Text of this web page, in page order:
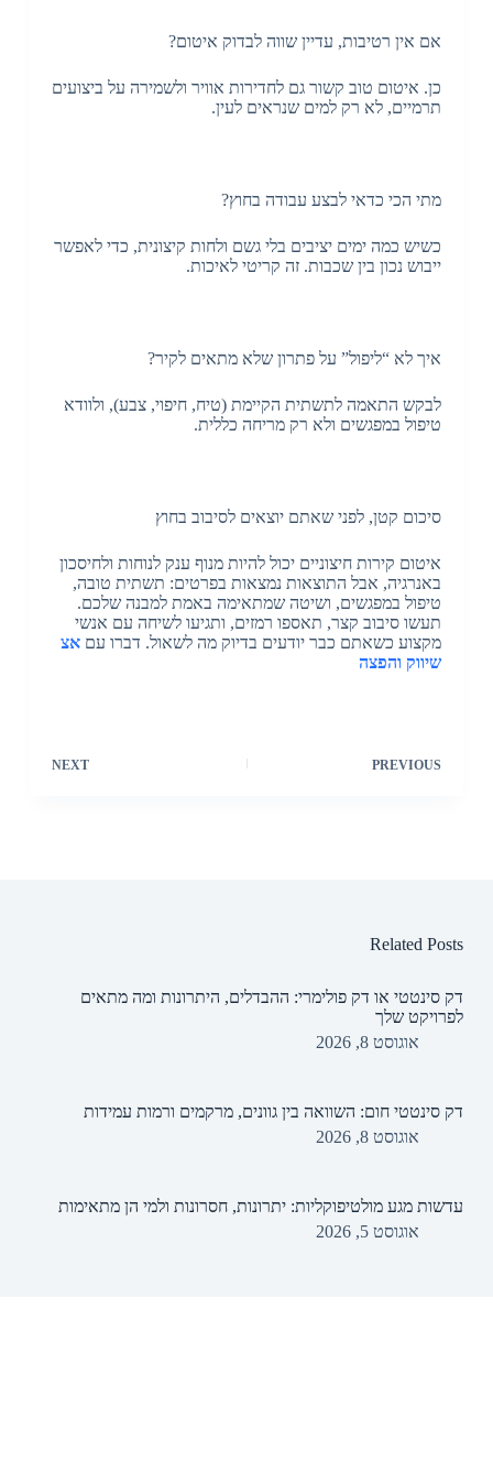
אם אין רטיבות, עדיין שווה לבדוק איטום?
כן. איטום טוב קשור גם לחדירות אוויר ולשמירה על ביצועים
תרמיים, לא רק למים שנראים לעין.
מתי הכי כדאי לבצע עבודה בחוץ?
כשיש כמה ימים יציבים בלי גשם ולחות קיצונית, כדי לאפשר
ייבוש נכון בין שכבות. זה קריטי לאיכות.
איך לא “ליפול” על פתרון שלא מתאים לקיר?
לבקש התאמה לתשתית הקיימת (טיח, חיפוי, צבע), ולוודא
טיפול במפגשים ולא רק מריחה כללית.
סיכום קטן, לפני שאתם יוצאים לסיבוב בחוץ
איטום קירות חיצוניים יכול להיות מנוף ענק לנוחות ולחיסכון
באנרגיה, אבל התוצאות נמצאות בפרטים: תשתית טובה,
טיפול במפגשים, ושיטה שמתאימה באמת למבנה שלכם.
תעשו סיבוב קצר, תאספו רמזים, ותגיעו לשיחה עם אנשי
מקצוע כשאתם כבר יודעים בדיוק מה לשאול. דברו עם אצ
שיווק והפצה
PREVIOUS
NEXT
Related Posts
דק סינטטי או דק פולימרי: ההבדלים, היתרונות ומה מתאים
לפרויקט שלך
אוגוסט 8, 2026
דק סינטטי חום: השוואה בין גוונים, מרקמים ורמות עמידות
אוגוסט 8, 2026
עדשות מגע מולטיפוקליות: יתרונות, חסרונות ולמי הן מתאימות
אוגוסט 5, 2026